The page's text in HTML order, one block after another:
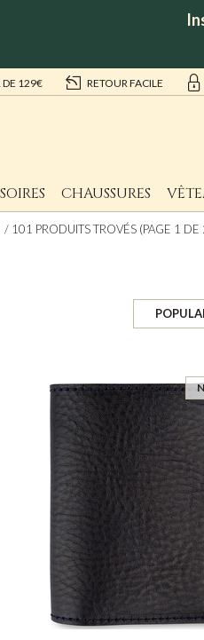
DE 129€ RETOUR FACILE
CHAUSSURES
101 PRODUITS TROVÉS (PAGE 1 DE